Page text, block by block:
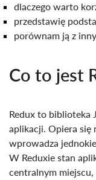
dlaczego warto
przedstawię
porównam ją z
Co to jest
Redux to biblioteka
aplikacji. Opiera
wprowadza
W Reduxie stan
centralnym